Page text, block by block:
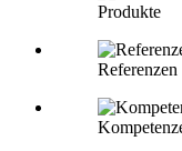
Produkte
Referenzen